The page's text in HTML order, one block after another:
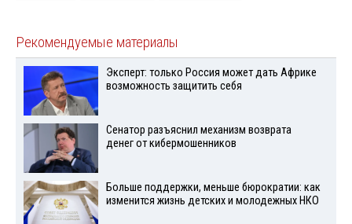
Рекомендуемые материалы
Эксперт: только Россия может дать Африке
возможность защитить себя
Сенатор разъяснил механизм возврата
денег от кибермошенников
Больше поддержки, меньше бюрократии: как
изменится жизнь детских и молодежных НКО